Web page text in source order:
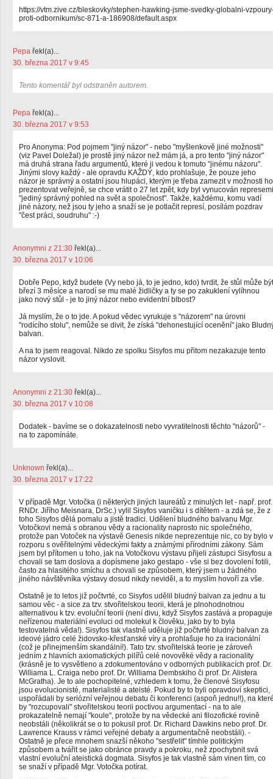
https://vtm.zive.cz/bleskovky/stephen-hawking-jsme-svedky-globalni-
proti-odbornikum/sc-871-a-186908/default.aspx
Pepa řekl(a)...
30. března 2017 v 9:45
Tento komentář byl odstraněn autorem.
Pepa řekl(a)...
30. března 2017 v 9:53
Pro Anonyma: Pod pojmem "jiný názor" - nebo "myšlenkově jiné možnosti"
(viz Pavel Doležal) je prostě jiný názor než mám já, a pro tento "jiný názor"
má druhá strana řadu argumentů, které ji vedou k tomuto "jinému názoru".
Jinými slovy každý - ale opravdu KAŽDÝ, kdo prohlašuje, že pouze jeho
názor je správný a ostatní jsou hlupáci, kterým je třeba zamezit v možnosti ho
prezentovat veřejně, se chce vrátit o 27 let zpět, kdy byl vynucován represemi
"jediný správný pohled na svět a společnost". Takže, každému, komu vadí
jiné názory, než jsou ty jeho a snaží se je potlačit represí, posílám pozdrav
"čest práci, soudruhu" :-)
Anonymni z 21:30 řekl(a)...
30. března 2017 v 10:06
Dobře Pepo, když budete (Vy nebo já, to je jedno, kdo) tvrdit, že stůl může být
březí 3 měsíce a narodí se mu malé židličky a ty se po zakuklení vylíhnou
jako nový stůl - je to jiný názor nebo evidentní blbost?
Já myslím, že o to jde. A pokud vědec vyrukuje s "názorem" na úrovni
"rodícího stolu", nemůže se divit, že získá "dehonestující ocenění" jako
balvan.
A na to jsem reagoval. Nikdo ze spolku Sisyfos mu přitom nezakazuje tento
názor vyslovit.
Anonymni z 21:30 řekl(a)...
30. března 2017 v 10:08
Dodatek - bavíme se o dokazatelnosti nebo vyvratitelnosti těchto "názorů" -
na to zapomínáte.
Unknown řekl(a)...
30. března 2017 v 17:22
V případě Mgr. Votočka (i některých jiných laureátů z minulých let - např. prof.
RNDr. Jiřího Meisnara, DrSc.) vylil Sisyfos vaničku i s dítětem - a zdá se, že z
toho Sisyfos dělá pomalu a jistě tradici. Udělení bludného balvanu Mgr.
Votočkovi nemá s obranou vědy a racionality naprosto nic společného,
protože pan Votoček na výstavě Genesis nikde neprezentuje nic, co by bylo v
rozporu s ověřitelnými vědeckými fakty a známými přírodními zákony. Sám
jsem byl přítomen u toho, jak na Votočkovu výstavu přijeli zástupci Sisyfosu a
chovali se tam doslova a dopísmene jako gestapo - vše si bez dovolení fotili,
často za hlasitého smíchu a chovali se způsobem, který jsem u žádného
jiného návštěvníka výstavy dosud nikdy neviděl, a to myslím hovoří za vše.
Ostatně je to letos již počtvrté, co Sisyfos udělil bludný balvan za jednu a tu
samou věc - a sice za tzv. stvořitelskou teorii, která je plnohodnotnou
alternativou k tzv. evoluční teorii (není divu, když Sisyfos zastává a propaguje
neřízenou materiální evoluci od molekul k člověku, jako by to byla
testovatelná věda!). Sisyfos tak vlastně uděluje již počtvrté bludný balvan za
ideové jádro celé židovsko-křesťanské víry a prohlašuje ho za iracionální
(což je přinejmenším skandální!). Tato tzv. stvořitelská teorie je zároveň
jedním z hlavních axiomatických pilířů celé novověké vědy a racionality
(krásně je to vysvětleno a zdokumentováno v odborných publikacích prof. Dr.
Williama L. Craiga nebo prof. Dr. Williama Dembskiho či prof. Dr. Alistera
McGratha). Je to ale pochopitelné, vzhledem k tomu, že členové Sisyfosu
jsou evolucionisté, materialisté a ateisté. Pokud by to byli opravdoví skeptici,
uspořádali by seriózní veřejnou debatu či konferenci (aspoň jednu!!), na
by "rozcupovali" stvořitelskou teorii poctivou argumentací - na to ale
prokazatelně nemají "koule", protože by na vědecké ani filozofické rovině
neobstáli (několikrát se o to pokusil prof. Dr. Richard Dawkins nebo prof. Dr.
Lawrence Krauss v rámci veřejné debaty a argumentačně neobstáli). -
Ostatně je přece mnohem snazší někoho "sestřelit" tímhle politickým
způsobem a tvářit se jako obránce pravdy a pokroku, než zpochybnit svá
vlastní evoluční ateistická dogmata. Sisyfos je tak vlastně sám vinen tím, co
se snaží v případě Mgr. Votočka potírat.